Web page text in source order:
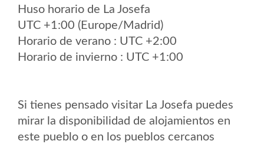
Huso horario de La Josefa
UTC +1:00 (Europe/Madrid)
Horario de verano : UTC +2:00
Horario de invierno : UTC +1:00
Si tienes pensado visitar La Josefa puedes
mirar la disponibilidad de alojamientos en
este pueblo o en los pueblos cercanos